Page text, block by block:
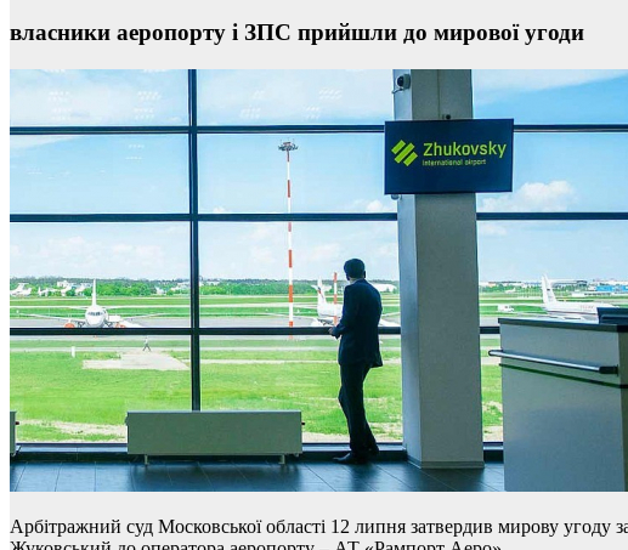
власники аеропорту і ЗПС прийшли до мирової угоди
Арбітражний суд Московської області 12 липня затвердив мирову